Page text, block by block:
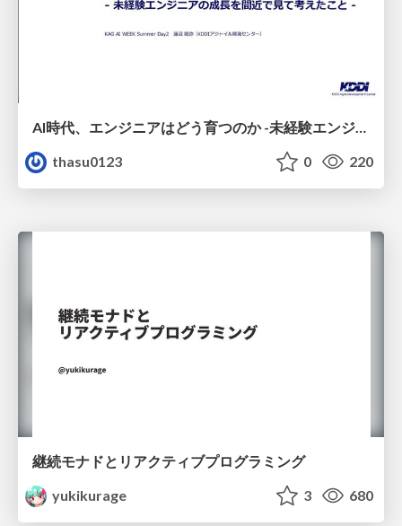
AI時代、エンジニアはどう育つのか -未経験エンジニアの成長を間近で見て考えたこと-
thasu0123
0 220
継続モナドとリアクティブプログラミング
yukikurage
3 680